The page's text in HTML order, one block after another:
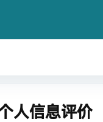
人信息评价